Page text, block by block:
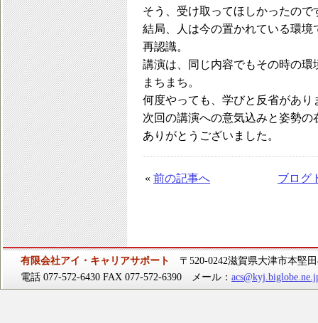
そう、受け取ってほしかったので
結局、人は今の置かれている環
再認識。
講演は、同じ内容でもその時の
まちまち。
何度やっても、学びと反省があり
次回の講演への意気込みと姿勢
ありがとうございました。
« 前の記事へ ブログ
有限会社アイ・キャリアサポート
〒520-0242滋賀県大津市本堅
電話 077-572-6430 FAX 077-572-6390 メール：